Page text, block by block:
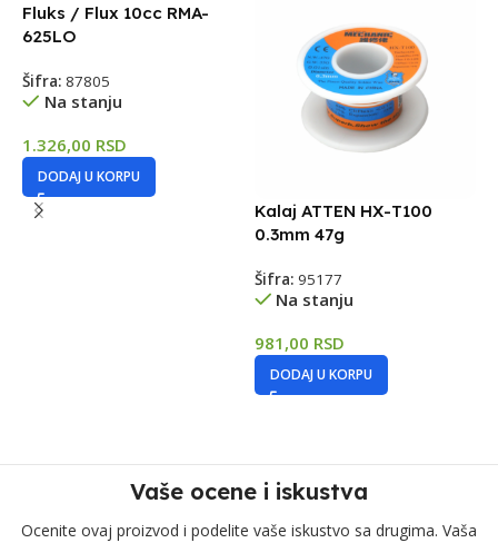
Fluks / Flux 10cc RMA-
625LO
Šifra: 87805
Na stanju
1.326,00 RSD
DODAJ U KORPU
Kalaj ATTEN HX-T100
0.3mm 47g
Šifra: 95177
Na stanju
981,00 RSD
DODAJ U KORPU
Vaše ocene i iskustva
Ocenite ovaj proizvod i podelite vaše iskustvo sa drugima. Vaša